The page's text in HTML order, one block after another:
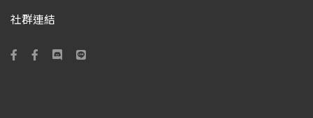
社群連結